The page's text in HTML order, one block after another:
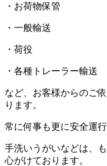
・お荷物保管
・一般輸送
・荷役
・各種トレーラー輸送
など、お客様からのご
ります。
常に何事も更に安全運
手洗いうがいなどは、
心がけております。